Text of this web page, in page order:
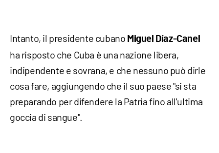
Intanto, il presidente cubano Miguel Díaz-Canel
ha risposto che Cuba è una nazione libera,
indipendente e sovrana, e che nessuno può dirle
cosa fare, aggiungendo che il suo paese "si sta
preparando per difendere la Patria fino all'ultima
goccia di sangue".